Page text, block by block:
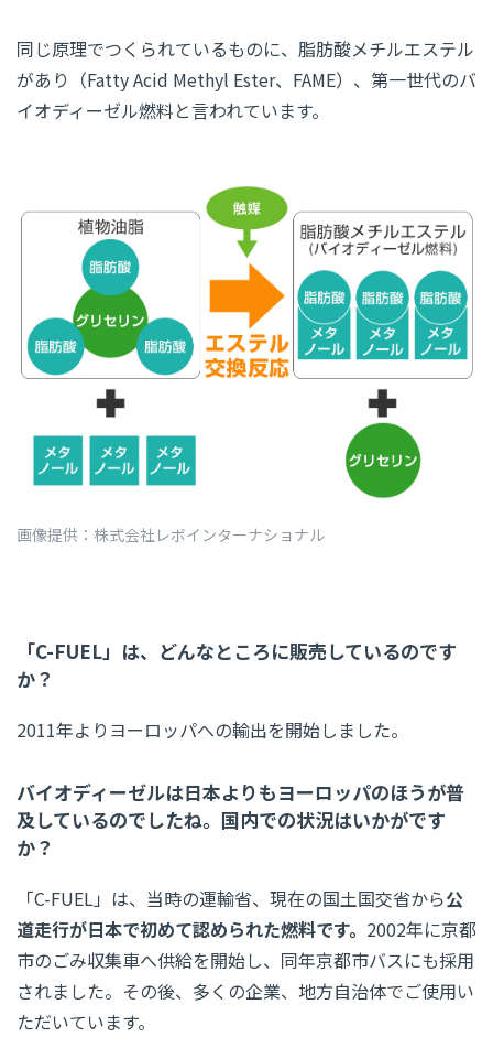
同じ原理でつくられているものに、脂肪酸メチルエステル
があり（Fatty Acid Methyl Ester、FAME）、第一世代のバ
イオディーゼル燃料と言われています。
画像提供：株式会社レボインターナショナル
「C-FUEL」は、どんなところに販売しているのです
か？
2011年よりヨーロッパへの輸出を開始しました。
バイオディーゼルは日本よりもヨーロッパのほうが普
及しているのでしたね。国内での状況はいかがです
か？
「C-FUEL」は、当時の運輸省、現在の国土国交省から公
道走行が日本で初めて認められた燃料です。 2002年に京都
市のごみ収集車へ供給を開始し、同年京都市バスにも採用
されました。その後、多くの企業、地方自治体でご使用い
ただいています。